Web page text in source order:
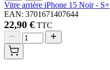
Vitre arrière iPhone 15 Noir - S+
EAN: 3701671407644
22,90 € TTC